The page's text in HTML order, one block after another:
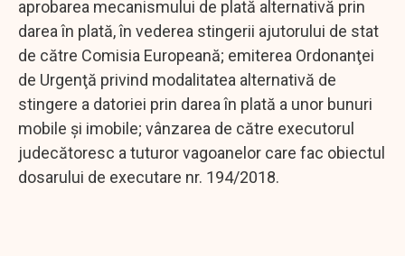
aprobarea mecanismului de plată alternativă prin
darea în plată, în vederea stingerii ajutorului de stat
de către Comisia Europeană; emiterea Ordonanţei
de Urgenţă privind modalitatea alternativă de
stingere a datoriei prin darea în plată a unor bunuri
mobile şi imobile; vânzarea de către executorul
judecătoresc a tuturor vagoanelor care fac obiectul
dosarului de executare nr. 194/2018.